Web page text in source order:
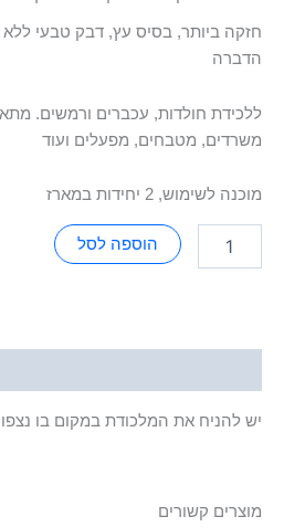
חזקה ביותר, בסיס עץ, דבק טבעי ללא
הדברה
ללכידת חולדות, עכברים ורמשים.
משרדים, מטבחים, מפעלים ועוד
מוכנה לשימוש, 2 יחידות במארז
הוספה לסל
יש להניח את המלכודת במקום בו נצפו
מוצרים קשורים